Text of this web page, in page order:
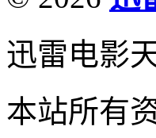
迅雷电影
本站所有